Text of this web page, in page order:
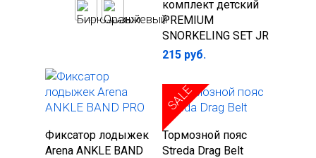
комплект детский
PREMIUM
SNORKELING SET JR
215 руб.
Фиксатор лодыжек
Arena ANKLE BAND
Выберите
параметры
SALE
Тормозной пояс
Streda Drag Belt
Главная